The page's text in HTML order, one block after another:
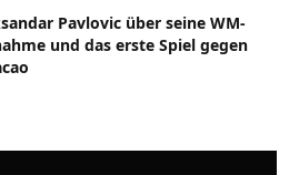
Pavlovic über seine WM-
und das erste Spiel gegen